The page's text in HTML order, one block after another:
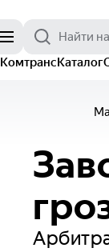
КомтрансКаталог